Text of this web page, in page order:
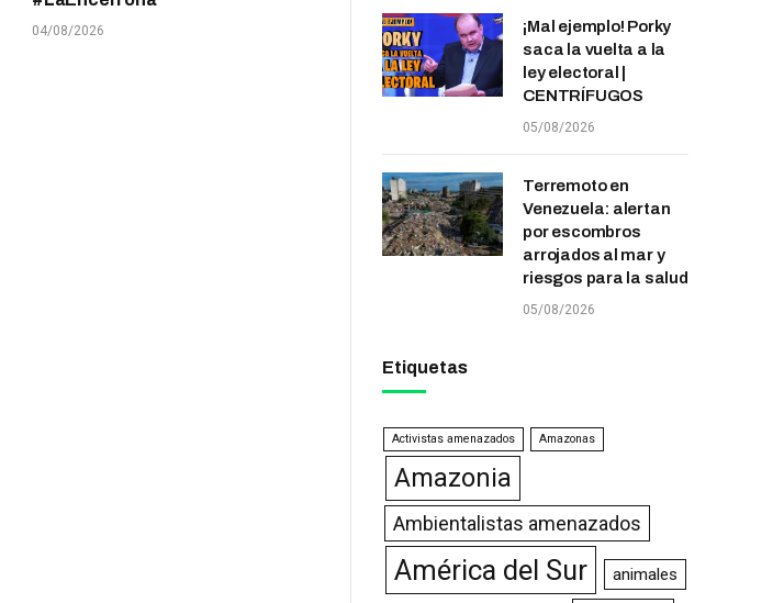
04/08/2026
¡Mal ejemplo! Porky
saca la vuelta a la
ley electoral |
CENTRÍFUGOS
05/08/2026
Terremoto en
Venezuela: alertan
por escombros
arrojados al mar y
riesgos para la salud
05/08/2026
Etiquetas
Activistas amenazados Amazonas
Amazonia
Ambientalistas amenazados
América del Sur animales